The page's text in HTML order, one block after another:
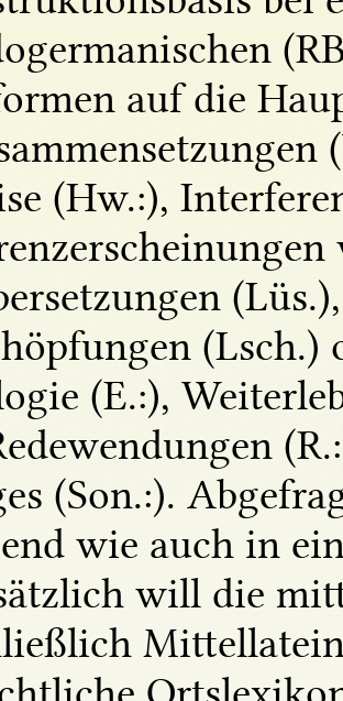
auf die
(Hw.:),
(Lsch.)
(E.:),
(Son.:).
wie auch in
will die